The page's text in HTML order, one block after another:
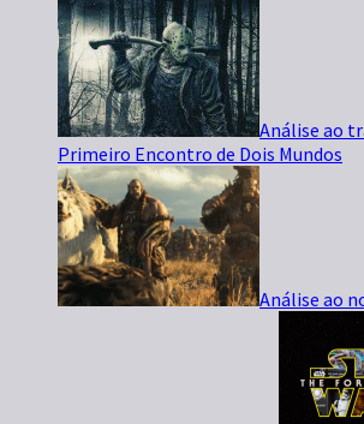
Análise ao
Primeiro Encontro de Dois Mundos
Análise ao